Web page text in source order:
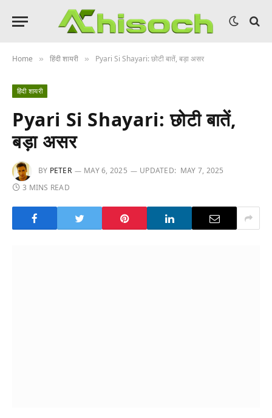
Home » हिंदी शायरी » Pyari Si Shayari: छोटी बातें, बड़ा असर
हिंदी शायरी
Pyari Si Shayari: छोटी बातें,
बड़ा असर
BY PETER MAY 6, 2025 UPDATED: MAY 7, 2025
3 MINS READ